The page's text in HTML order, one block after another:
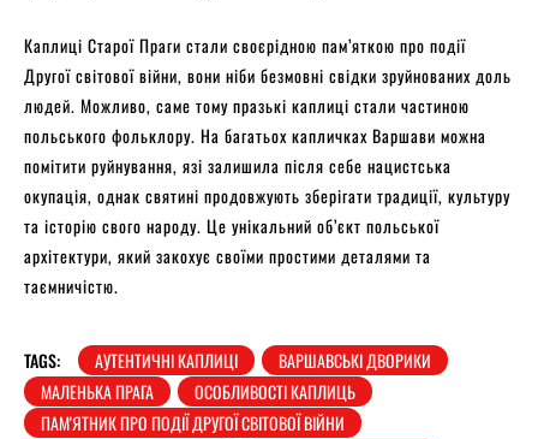
Каплиці Старої Праги стали своєрідною пам’яткою про події
Другої світової війни, вони ніби безмовні свідки зруйнованих доль
людей. Можливо, саме тому празькі каплиці стали частиною
польського фольклору. На багатьох капличках Варшави можна
помітити руйнування, язі залишила після себе нацистська
окупація, однак святині продовжують зберігати традиції, культуру
та історію свого народу. Це унікальний об’єкт польської
архітектури, який закохує своїми простими деталями та
таємничістю.
TAGS: АУТЕНТИЧНІ КАПЛИЦІ
ВАРШАВСЬКІ ДВОРИКИ
МАЛЕНЬКА ПРАГА
ОСОБЛИВОСТІ КАПЛИЦЬ
ПАМ'ЯТНИК ПРО ПОДІЇ ДРУГОЇ СВІТОВОЇ ВІЙНИ